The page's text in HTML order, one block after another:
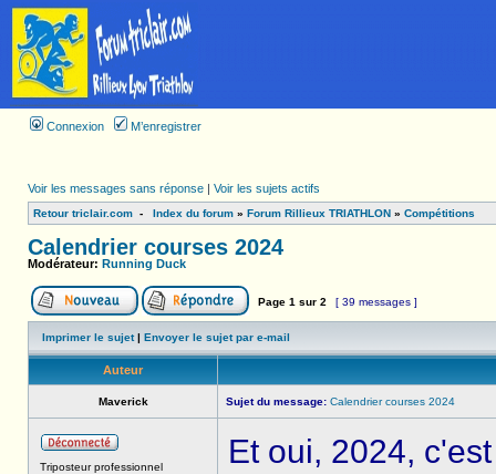
Connexion M’enregistrer
Voir les messages sans réponse | Voir les sujets actifs
Retour triclair.com - Index du forum » Forum Rillieux TRIATHLON » Compétitions
Calendrier courses 2024
Modérateur: Running Duck
Page 1 sur 2 [ 39 messages ]
Imprimer le sujet| Envoyer le sujet par e-mail
Auteur
Maverick Sujet du message: Calendrier courses 2024
Triposteur professionnel
Et oui, 2024,